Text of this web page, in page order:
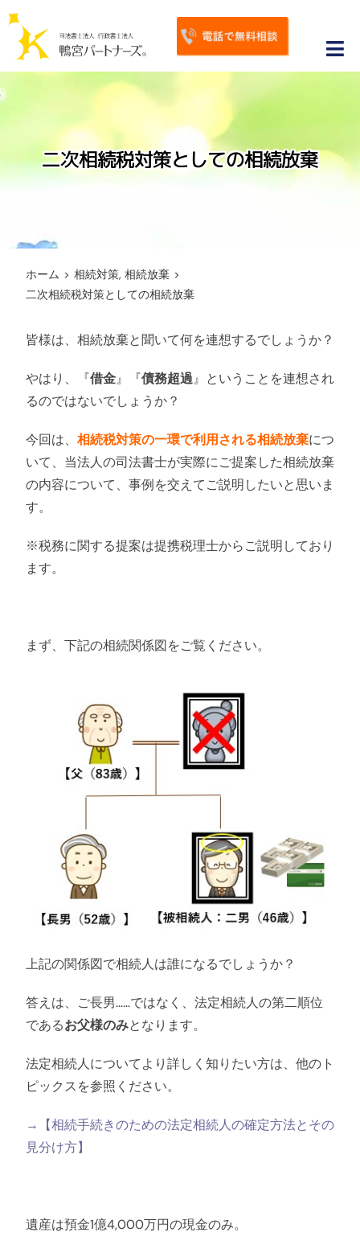
t
鴨宮パートナーズが選ばれる理由
相続手続き
相続トピックス
お客様の声・サポート事例
よくあるご質問
お知らせ
二次相続税対策としての相続放棄
ホーム > 相続対策, 相続放棄 >
二次相続税対策としての相続放棄
皆様は、相続放棄と聞いて何を連想するでしょうか？
やはり、『借金』『債務超過』ということを連想され
るのではないでしょうか？
今回は、 相続税対策の一環で利用される相続放棄につ
いて、当法人の司法書士が実際にご提案した相続放棄
の内容について、事例を交えてご説明したいと思いま
す。
※税務に関する提案は提携税理士からご説明しており
ます。
まず、下記の相続関係図をご覧ください。
上記の関係図で相続人は誰になるでしょうか？
答えは、ご長男……ではなく、法定相続人の第二順位
であるお父様のみとなります。
法定相続人についてより詳しく知りたい方は、他のト
ピックスを参照ください。
→【相続手続きのための法定相続人の確定方法とその
見分け方】
遺産は預金1億4,000万円の現金のみ。